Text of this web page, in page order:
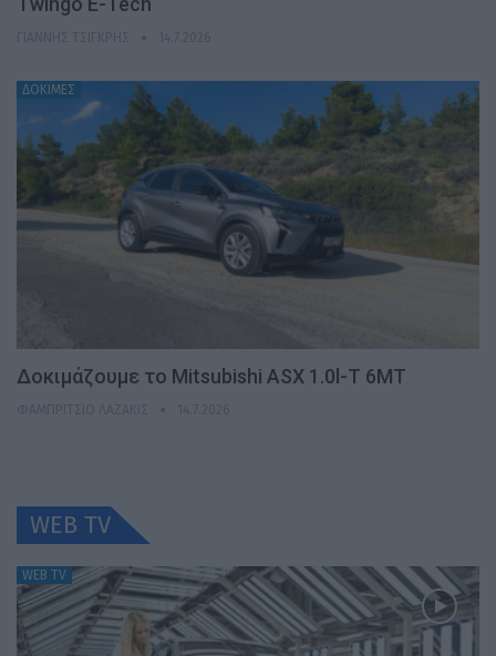
ΔΟΚΙΜΕΣ
Δοκιμάζουμε το Mitsubishi ASX 1.0l-T 6MT
WEB TV
WEB TV